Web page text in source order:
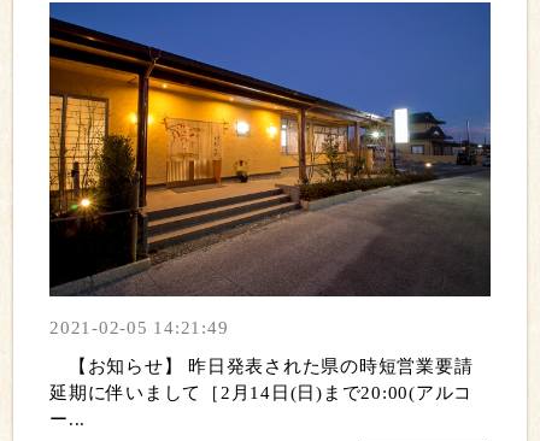
2021-02-05 14:21:49
【お知らせ】 昨日発表された県の時短営業要請
延期に伴いまして［2月14日(日)まで20:00(アルコ
ー...